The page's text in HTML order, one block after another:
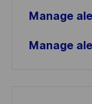
Manage
Manage